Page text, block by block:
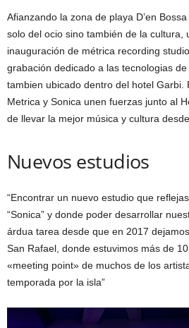
Afianzando la zona de playa D’en
solo del ocio sino también de la cultura,
inauguración de métrica recording
grabación dedicado a las tecnologias de
tambien ubicado dentro del hotel Garbi.
Metrica y Sonica unen fuerzas junto al
de llevar la mejor música y cultura desde
Nuevos estudios
“Encontrar un nuevo estudio que
“Sonica” y donde poder desarrollar
árdua tarea desde que en 2017
San Rafael, donde estuvimos más de
«meeting point» de muchos de los
temporada por la isla”